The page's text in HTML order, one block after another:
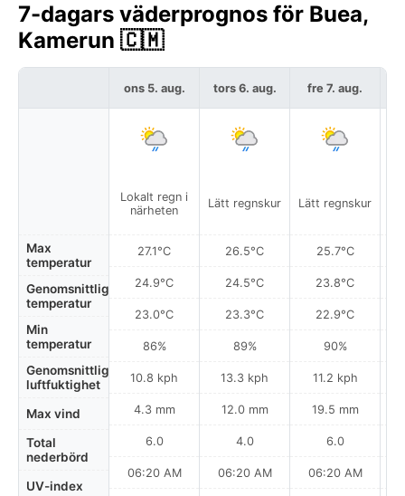
7-dagars väderprognos för Buea,
Kamerun 🇨🇲
Max
temperatur
Genomsnittlig
temperatur
Min
temperatur
Genomsnittlig
luftfuktighet
Max vind
Total
nederbörd
UV-index
ons 5. aug.
Lokalt regn i
närheten
27.1°C
24.9°C
23.0°C
86%
10.8 kph
4.3 mm
6.0
06:20 AM
tors 6. aug.
Lätt regnskur
26.5°C
24.5°C
23.3°C
89%
13.3 kph
12.0 mm
4.0
06:20 AM
fre 7. aug.
Lätt regnskur
25.7°C
23.8°C
22.9°C
90%
11.2 kph
19.5 mm
6.0
06:20 AM